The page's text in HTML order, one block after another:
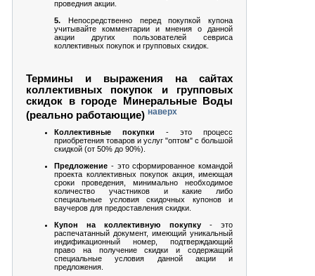
проведния акции.
5. Непосредственно перед покупкой купона
учитывайте комментарии и мнения о данной
акции других пользователей севриса
коллективных покупок и групповых скидок.
Термины и выражения на сайтах
коллективных покупок и групповых
скидок в городе Минеральные Воды
(реально работающие) наверх
Коллективные покупки - это процесс
приобретения товаров и услуг "оптом" с большой
скидкой (от 50% до 90%).
Предложение - это сформированное командой
проекта коллективных покупок акция, имеющая
сроки проведения, минимально необходимое
количество участников и какие либо
специальные условия скидочных купонов и
ваучеров для предоставления скидки.
Купон на коллективную покупку- это
распечатанный документ, имеющий уникальный
индификационный номер, подтверждающий
право на получение скидки и содержащий
специальные условия данной акции и
предложения.